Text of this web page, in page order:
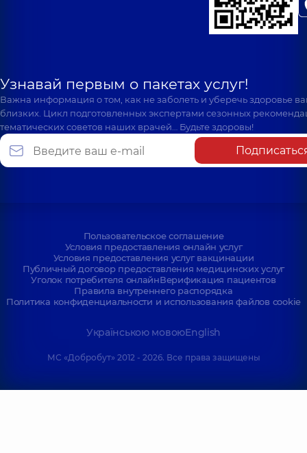
Узнавай первым о пакетах услуг!
Важна информация о том, как не заболеть и уберечь здоровье
близких. Цикл подготовленных экспертами сезонных
тематических советов наших врачей… Будьте здоровы!
Пользовательское соглашение
Условия предоставления онлайн услуг
Условия предоставления услуг вакцинации
Публичный договор предоставления медицинских услуг
Уголок потребителя онлайнВерификация пациентов
Правила внутреннего распорядка
Политика конфиденциальности и использования файлов cookie
Українською мовоюEnglish
МС «Добробут» 2012 - 2026. Все права защищены